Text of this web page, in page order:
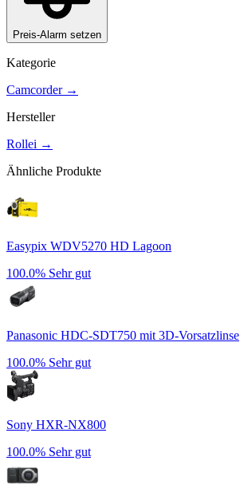
Preis-Alarm setzen
Kategorie
Camcorder→
Hersteller
Rollei →
Ähnliche Produkte
Easypix WDV5270 HD Lagoon
100.0% Sehr gut
Panasonic HDC-SDT750 mit 3D-Vorsatzlinse
100.0% Sehr gut
Sony HXR-NX800
100.0% Sehr gut